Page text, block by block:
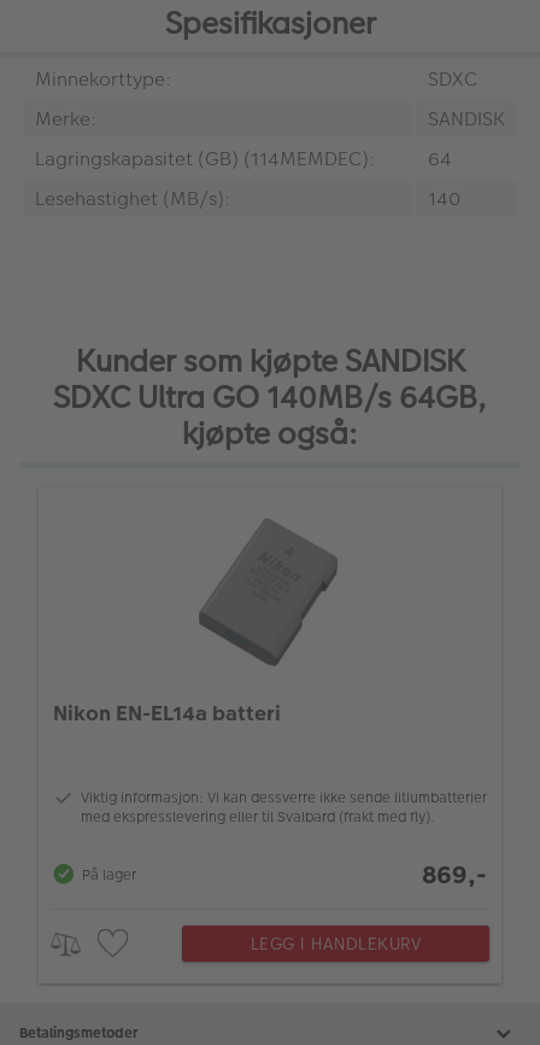
Spesifikasjoner
Minnekorttype:
SDXC
Merke:
SANDISK
Lagringskapasitet (GB) (114MEMDEC):
64
Lesehastighet (MB/s):
140
Kunder som kjøpte SANDISK
SDXC Ultra GO 140MB/s 64GB,
kjøpte også:
Nikon EN-EL14a batteri
Viktig informasjon: Vi kan dessverre ikke sende litiumbatterier
med ekspresslevering eller til Svalbard (frakt med fly).
På lager 869,-
LEGG I HANDLEKURV
Betalingsmetoder